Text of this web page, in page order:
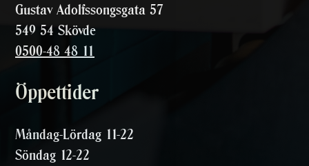
Gustav Adolfssongsgata 57
549 54 Skövde
0500-48 48 11
Öppettider
Måndag-Lördag 11-22
Söndag 12-22